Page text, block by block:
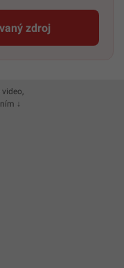
zdroj
odkaz sa otvorí v
↓